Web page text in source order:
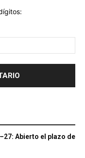
Abierto el plazo de